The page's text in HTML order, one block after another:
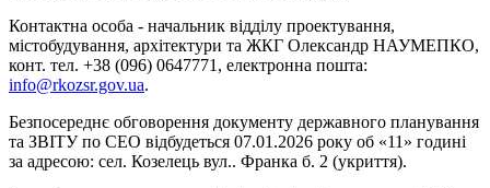
Контактна особа - начальник відділу проектування,
містобудування, архітектури та ЖКГ Олександр НАУМЕПКО,
конт. тел. +38 (096) 0647771, електронна пошта:
info@rkozsr.gov.ua.
Безпосереднє обговорення документу державного планування
та ЗВІТУ по CEO відбудеться 07.01.2026 року об «11» годині
за адресою: сел. Козелець вул.. Франка б. 2 (укриття).